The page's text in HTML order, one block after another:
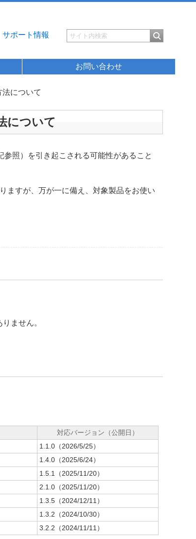
サポート情報
お問い合わせ
について
について
照）を引き起こされる可能性があること
ますが、万が一に備え、対象製品をお使い
ません。
対応バージョン（公開日）
1.1.0（2026/5/25）
1.4.0（2025/6/24）
1.5.1（2025/11/20）
2.1.0（2025/11/20）
1.3.5（2024/12/11）
1.3.2（2024/10/30）
3.2.2（2024/11/11）